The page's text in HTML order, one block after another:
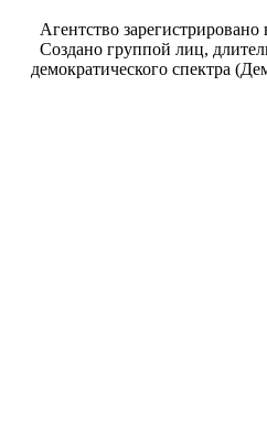
Агентство зарегистрировано
Создано группой лиц,
демократического спектра